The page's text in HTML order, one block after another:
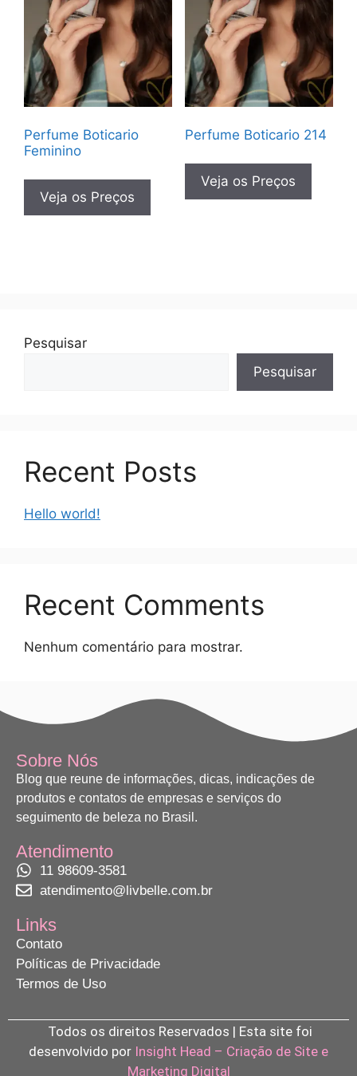
Perfume Boticario
Feminino
Veja os Preços
Perfume Boticario 214
Veja os Preços
Pesquisar
Pesquisar
Recent Posts
Hello world!
Recent Comments
Nenhum comentário para mostrar.
Sobre Nós
Blog que reune de informações, dicas, indicações de
produtos e contatos de empresas e serviços do
seguimento de beleza no Brasil.
Atendimento
11 98609-3581
atendimento@livbelle.com.br
Links
Contato
Políticas de Privacidade
Termos de Uso
Todos os direitos Reservados | Esta site foi
desenvolvido por Insight Head – Criação de Site e
Marketing Digital